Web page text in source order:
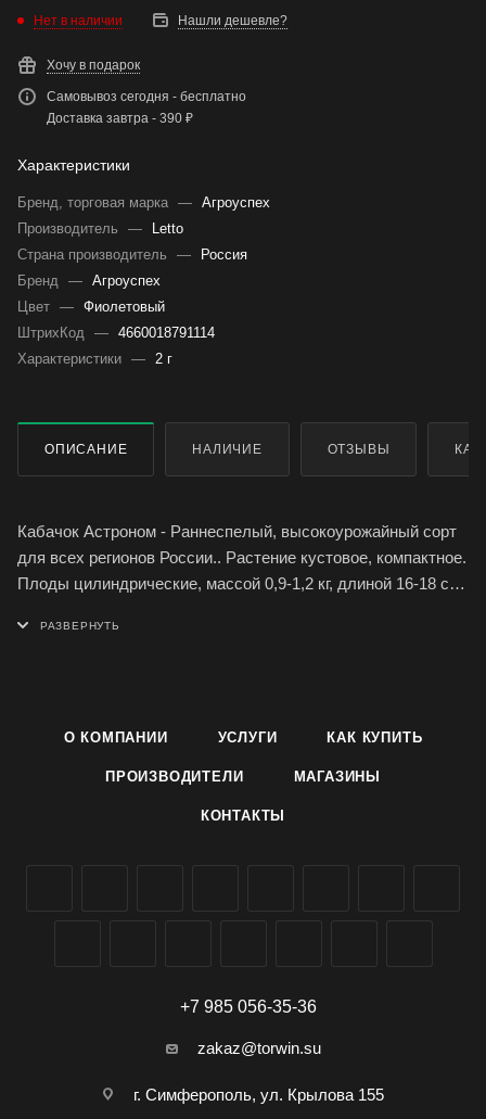
Нет в наличии Нашли дешевле?
Хочу в подарок
Самовывоз сегодня - бесплатно
Доставка завтра - 390 ₽
Характеристики
Бренд, торговая марка — Агроуспех
Производитель
—
Letto
Страна производитель
—
Россия
Бренд — Агроуспех
Цвет — Фиолетовый
ШтрихКод — 4660018791114
Характеристики — 2 г
ОПИСАНИЕ НАЛИЧИЕ ОТЗЫВЫ
Кабачок Астроном - Раннеспелый, высокоурожайный сорт
для всех регионов России.. Растение кустовое, компактное.
Плоды цилиндрические, массой 0,9-1,2 кг, длиной 16-18 см,
витаминов. Прекрасно подходит для консервирования,
Семена раннего кабачка сорта Астроном производителя
О КОМПАНИИ УСЛУГИ КАК КУПИТЬ
ПРОИЗВОДИТЕЛИ МАГАЗИНЫ
КОНТАКТЫ
+7 985 056-35-36
zakaz@torwin.su
г. Симферополь, ул. Крылова 155